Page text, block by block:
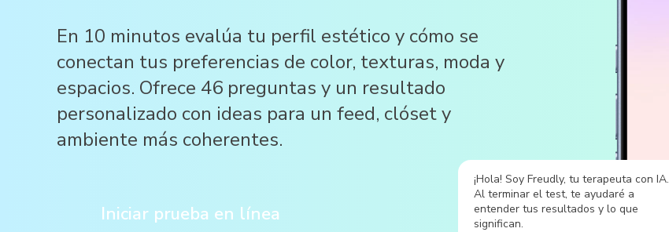
En 10 minutos evalúa tu perfil estético y cómo se
conectan tus preferencias de color, texturas, moda y
espacios. Ofrece 46 preguntas y un resultado
personalizado con ideas para un feed, clóset y
ambiente más coherentes.
Iniciar prueba en línea
¡Hola! Soy Freudly, tu terapeuta con IA.
Al terminar el test, te ayudaré a
entender tus resultados y lo que
significan.